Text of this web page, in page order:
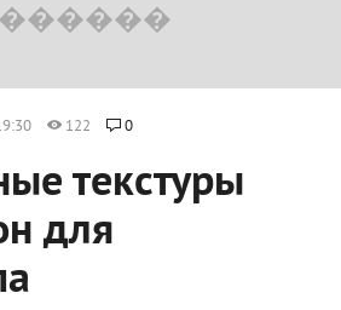
122 0
текстуры
для